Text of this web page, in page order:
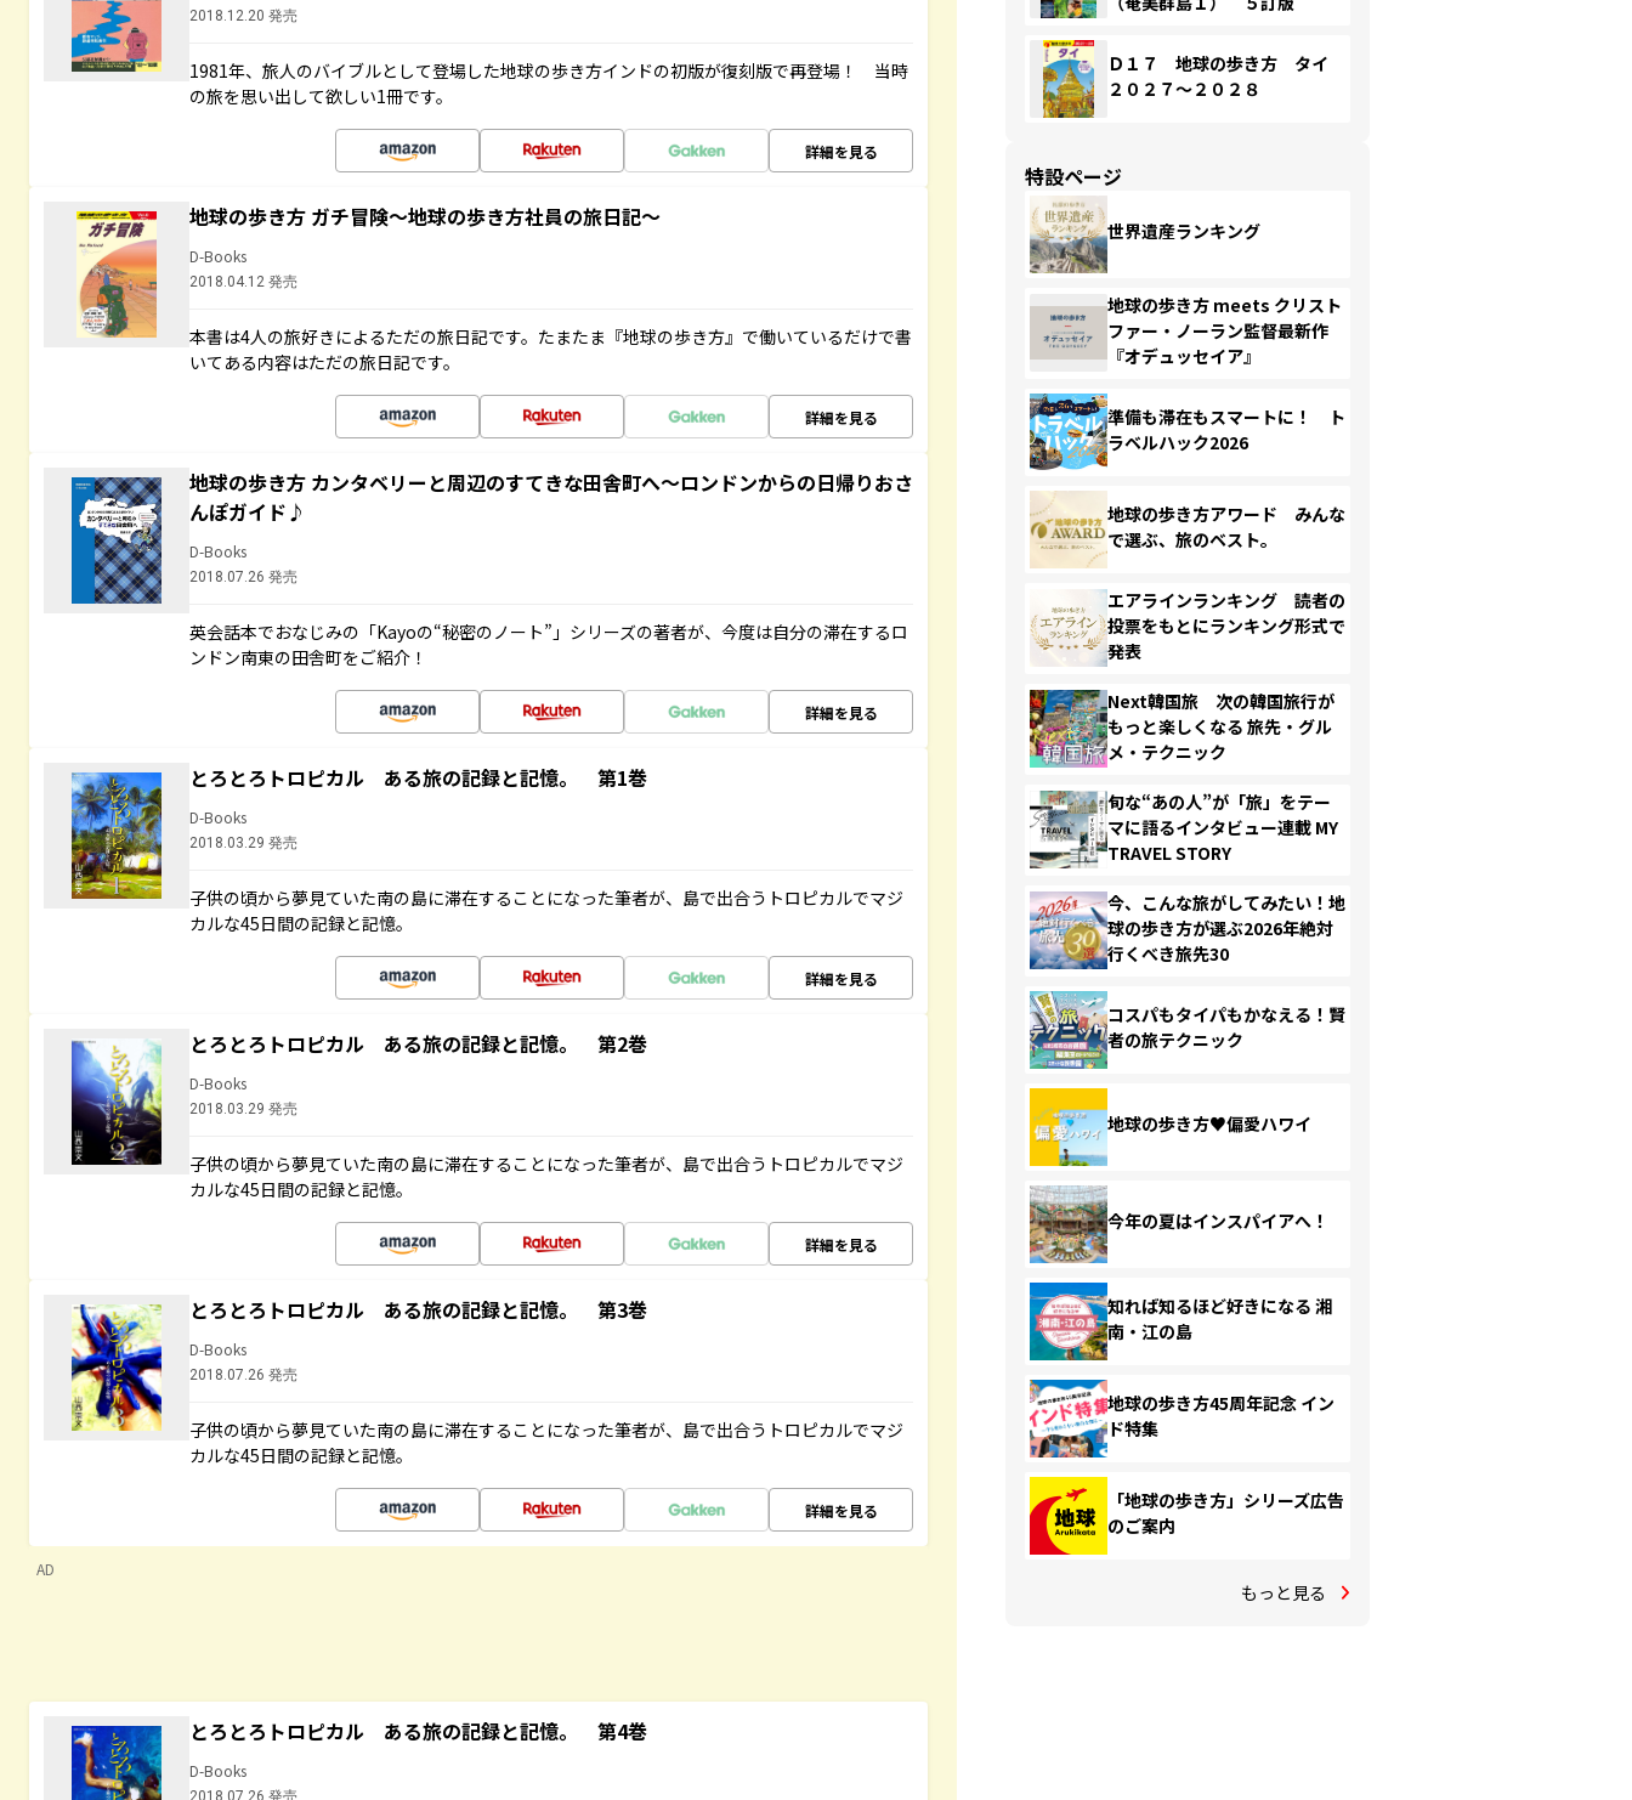
2018.12.20 発売
1981年、旅人のバイブルとして登場した地球の歩き方インドの初版が復刻版で再登場！ 当時
の旅を思い出して欲しい1冊です。
詳細を見る
地球の歩き方 ガチ冒険～地球の歩き方社員の旅日記～
D-Books
2018.04.12 発売
本書は4人の旅好きによるただの旅日記です。たまたま『地球の歩き方』で働いているだけで書
いてある内容はただの旅日記です。
詳細を見る
地球の歩き方 カンタベリーと周辺のすてきな田舎町へ～ロンドンからの日帰りおさ
んぽガイド♪
D-Books
2018.07.26 発売
英会話本でおなじみの「Kayoの“秘密のノート”」シリーズの著者が、今度は自分の滞在するロ
ンドン南東の田舎町をご紹介！
詳細を見る
とろとろトロピカル ある旅の記録と記憶。 第1巻
D-Books
2018.03.29 発売
子供の頃から夢見ていた南の島に滞在することになった筆者が、島で出合うトロピカルでマジ
カルな45日間の記録と記憶。
詳細を見る
とろとろトロピカル ある旅の記録と記憶。 第2巻
D-Books
2018.03.29 発売
子供の頃から夢見ていた南の島に滞在することになった筆者が、島で出合うトロピカルでマジ
カルな45日間の記録と記憶。
詳細を見る
とろとろトロピカル ある旅の記録と記憶。 第3巻
D-Books
2018.07.26 発売
子供の頃から夢見ていた南の島に滞在することになった筆者が、島で出合うトロピカルでマジ
カルな45日間の記録と記憶。
詳細を見る
AD
とろとろトロピカル ある旅の記録と記憶。 第4巻
D-Books
2018.07.26 発売
Ｄ１７ 地球の歩き方 タイ
２０２７～２０２８
特設ページ
世界遺産ランキング
地球の歩き方 meets クリスト
ファー・ノーラン監督最新作
『オデュッセイア』
準備も滞在もスマートに！ ト
ラベルハック2026
地球の歩き方アワード みんな
で選ぶ、旅のベスト。
エアラインランキング 読者の
投票をもとにランキング形式で
発表
Next韓国旅 次の韓国旅行が
もっと楽しくなる 旅先・グル
メ・テクニック
旬な“あの人”が「旅」をテー
マに語るインタビュー連載 MY
TRAVEL STORY
今、こんな旅がしてみたい！地
球の歩き方が選ぶ2026年絶対
行くべき旅先30
コスパもタイパもかなえる！賢
者の旅テクニック
地球の歩き方♥偏愛ハワイ
今年の夏はインスパイアへ！
知れば知るほど好きになる 湘
南・江の島
地球の歩き方45周年記念 イン
ド特集
「地球の歩き方」シリーズ広告
のご案内
もっと見る